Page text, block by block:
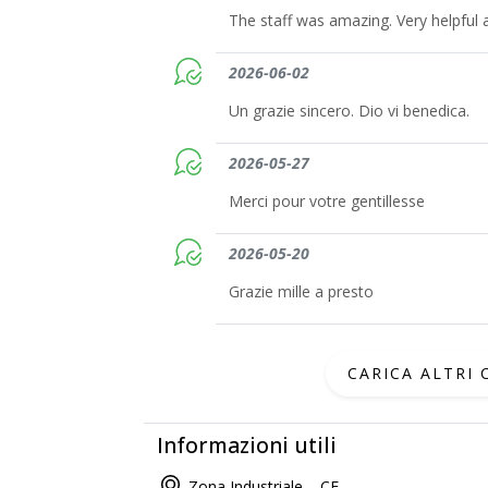
The staff was amazing. Very helpful
2026-06-02
Un grazie sincero. Dio vi benedica.
2026-05-27
Merci pour votre gentillesse
2026-05-20
Grazie mille a presto
CARICA ALTRI
Informazioni utili